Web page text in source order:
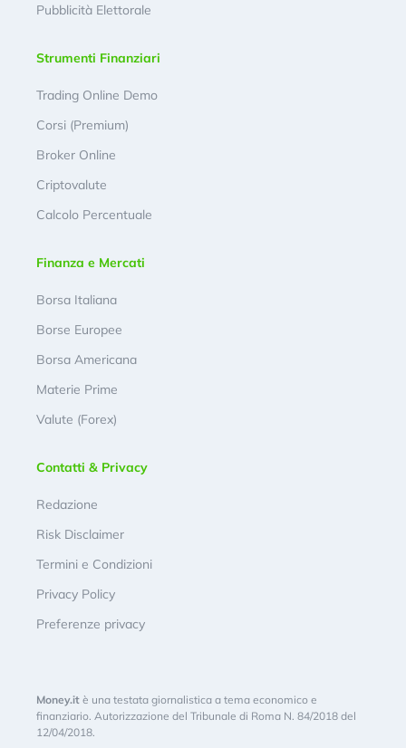
Pubblicità Elettorale
Strumenti Finanziari
Trading Online Demo
Corsi (Premium)
Broker Online
Criptovalute
Calcolo Percentuale
Finanza e Mercati
Borsa Italiana
Borse Europee
Borsa Americana
Materie Prime
Valute (Forex)
Contatti & Privacy
Redazione
Risk Disclaimer
Termini e Condizioni
Privacy Policy
Preferenze privacy
Money.it è una testata giornalistica a tema economico e
finanziario. Autorizzazione del Tribunale di Roma N. 84/2018 del
12/04/2018.